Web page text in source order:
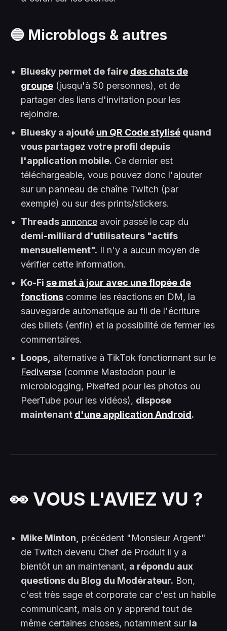
🔵 Microblogs & autres
Bluesky permet de faire des chats de
groupe(jusqu'à 50 personnes), et de
partager des liens d'invitation pour les
rejoindre.
Bluesky a ajouté un QR Code styliséquand
vous partagez votre profil depuis
l'application mobile. Ce dernier est
téléchargeable, vous pouvez donc l'ajouter
sur un panneau de chaîne Twitch (par
exemple) ou sur des prints/stickers.
Threads annonceavoir passé le cap du
demi-milliard d'utilisateurs "actifs
mensuellement". Il n'y a aucun moyen de
vérifier cette information.
Ko-Fi se met à jour avec une flopée de
fonctionscomme les réactions en DM, la
sauvegarde automatique au fil de l'écriture
des billets (enfin) et la possibilité de fermer les
commentaires.
Loops, alternative à TikTok fonctionnant sur le
Fediverse(comme Mastodon pour le
microblogging, Pixelfed pour les photos ou
PeerTube pour les vidéos), dispose
maintenant d'une application Android.
👀 VOUS L'AVIEZ VU ?
Mike Minton,
précédent "Monsieur Argent"
de Twitch devenu Chef de Produit il y a
bientôt un an maintenant, a répondu aux
questions du Blog du Modérateur. Bon,
c'est très sage et corporate car c'est un habile
communicant, mais on y apprend tout de
même certaines choses, notamment sur la